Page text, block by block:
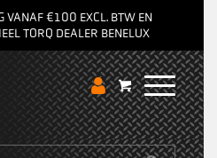
VANAF €100 EXCL. BTW EN
TORQ DEALER BENELUX